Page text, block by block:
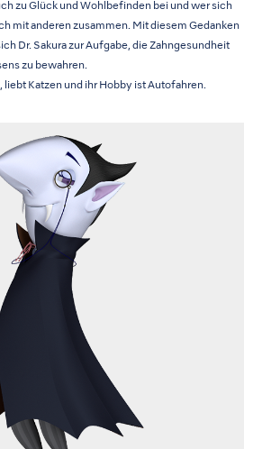
zu Glück und Wohlbefinden bei und wer sich
mit anderen zusammen. Mit diesem Gedanken
Dr. Sakura zur Aufgabe, die Zahngesundheit
zu bewahren.
liebt Katzen und ihr Hobby ist Autofahren.